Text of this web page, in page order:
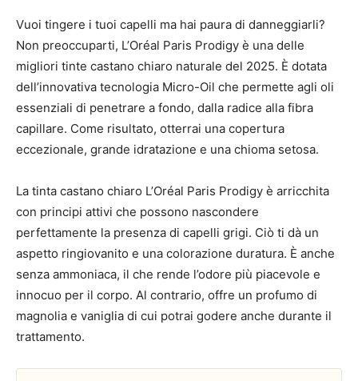
Vuoi tingere i tuoi capelli ma hai paura di danneggiarli?
Non preoccuparti, L’Oréal Paris Prodigy è una delle
migliori tinte castano chiaro naturale del 2025. È dotata
dell’innovativa tecnologia Micro-Oil che permette agli oli
essenziali di penetrare a fondo, dalla radice alla fibra
capillare. Come risultato, otterrai una copertura
eccezionale, grande idratazione e una chioma setosa.
La tinta castano chiaro L’Oréal Paris Prodigy è arricchita
con principi attivi che possono nascondere
perfettamente la presenza di capelli grigi. Ciò ti dà un
aspetto ringiovanito e una colorazione duratura. È anche
senza ammoniaca, il che rende l’odore più piacevole e
innocuo per il corpo. Al contrario, offre un profumo di
magnolia e vaniglia di cui potrai godere anche durante il
trattamento.